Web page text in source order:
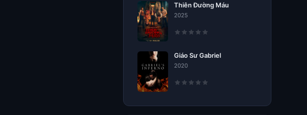
Thiên Đường Máu
2025
Giáo Sư Gabriel
2020